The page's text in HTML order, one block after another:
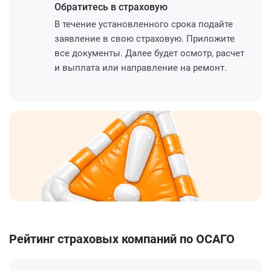
Обратитесь в страховую
В течение установленного срока подайте
заявление в свою страховую. Приложите
все документы. Далее будет осмотр, расчет
и выплата или направление на ремонт.
Рейтинг страховых компаний по ОСАГО